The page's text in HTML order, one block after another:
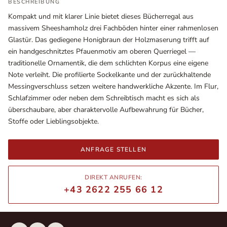
BESCHREIBUNG
Kompakt und mit klarer Linie bietet dieses Bücherregal aus
massivem Sheeshamholz drei Fachböden hinter einer rahmenlosen
Glastür. Das gediegene Honigbraun der Holzmaserung trifft auf
ein handgeschnitztes Pfauenmotiv am oberen Querriegel —
traditionelle Ornamentik, die dem schlichten Korpus eine eigene
Note verleiht. Die profilierte Sockelkante und der zurückhaltende
Messingverschluss setzen weitere handwerkliche Akzente. Im Flur,
Schlafzimmer oder neben dem Schreibtisch macht es sich als
überschaubare, aber charaktervolle Aufbewahrung für Bücher,
Stoffe oder Lieblingsobjekte.
ANFRAGE STELLEN
DIREKT ANRUFEN:
+43 2622 255 66 12
Wiener Straße – Werkstraße 111
2700 Wiener Neustadt
+43 2622 255 66 12